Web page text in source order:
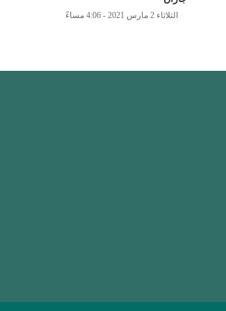
الثلاثاء 2 مارس 2021 - 4:06 مساءً